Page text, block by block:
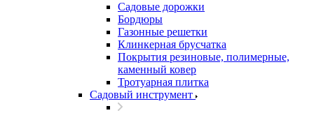
Садовые дорожки
Бордюры
Газонные решетки
Клинкерная брусчатка
Покрытия резиновые, полимерные,
каменный ковер
Тротуарная плитка
Садовый инструмент